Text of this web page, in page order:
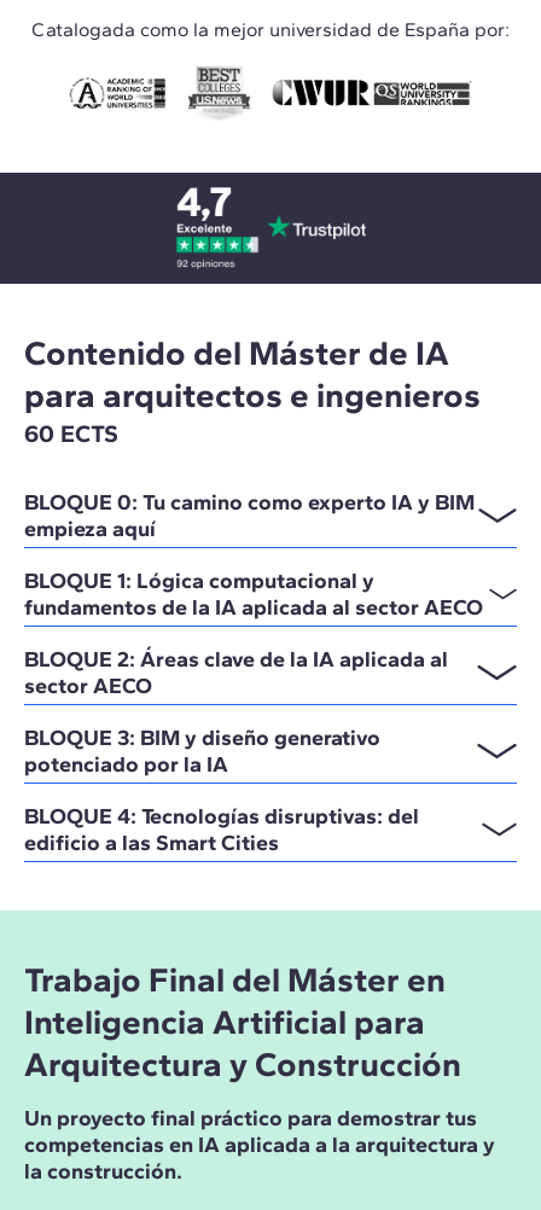
Catalogada como la mejor universidad de España por:
Contenido del Máster de IA
para arquitectos e ingenieros
60 ECTS
BLOQUE 0: Tu camino como experto IA y BIM
empieza aquí
BLOQUE 1: Lógica computacional y
fundamentos de la IA aplicada al sector AECO
BLOQUE 2: Áreas clave de la IA aplicada al
sector AECO
BLOQUE 3: BIM y diseño generativo
potenciado por la IA
BLOQUE 4: Tecnologías disruptivas: del
edificio a las Smart Cities
Trabajo Final del Máster en
Inteligencia Artificial para
Arquitectura y Construcción
Un proyecto final práctico para demostrar tus
competencias en IA aplicada a la arquitectura y
la construcción.